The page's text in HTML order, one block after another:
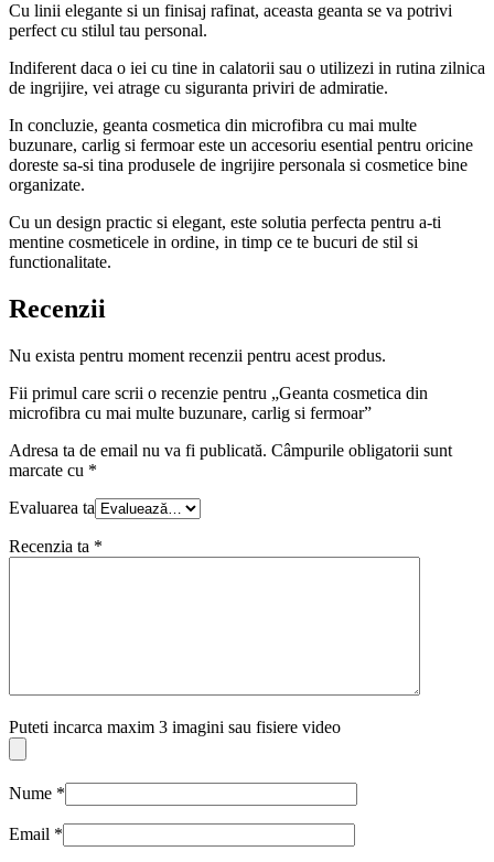
Cu linii elegante si un finisaj rafinat, aceasta geanta se va potrivi
perfect cu stilul tau personal.
Indiferent daca o iei cu tine in calatorii sau o utilizezi in rutina zilnica
de ingrijire, vei atrage cu siguranta priviri de admiratie.
In concluzie, geanta cosmetica din microfibra cu mai multe
buzunare, carlig si fermoar este un accesoriu esential pentru oricine
doreste sa-si tina produsele de ingrijire personala si cosmetice bine
organizate.
Cu un design practic si elegant, este solutia perfecta pentru a-ti
mentine cosmeticele in ordine, in timp ce te bucuri de stil si
functionalitate.
Recenzii
Nu exista pentru moment recenzii pentru acest produs.
Fii primul care scrii o recenzie pentru „Geanta cosmetica din
microfibra cu mai multe buzunare, carlig si fermoar”
Adresa ta de email nu va fi publicată. Câmpurile obligatorii sunt
marcate cu *
Evaluarea ta
Recenzia ta *
Puteti incarca maxim 3 imagini sau fisiere video
Nume *
Email *